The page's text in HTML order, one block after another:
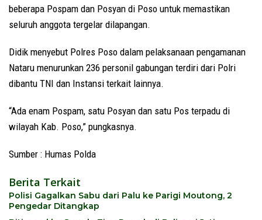
beberapa Pospam dan Posyan di Poso untuk memastikan
seluruh anggota tergelar dilapangan.
Didik menyebut Polres Poso dalam pelaksanaan pengamanan
Nataru menurunkan 236 personil gabungan terdiri dari Polri
dibantu TNI dan Instansi terkait lainnya.
“Ada enam Pospam, satu Posyan dan satu Pos terpadu di
wilayah Kab. Poso,” pungkasnya.
Sumber : Humas Polda
Berita Terkait
Polisi Gagalkan Sabu dari Palu ke Parigi Moutong, 2
Pengedar Ditangkap